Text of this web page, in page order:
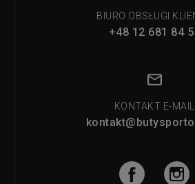
BIURO OBSŁUGI
+48 12 681 84
KONTAKT E-MAIL